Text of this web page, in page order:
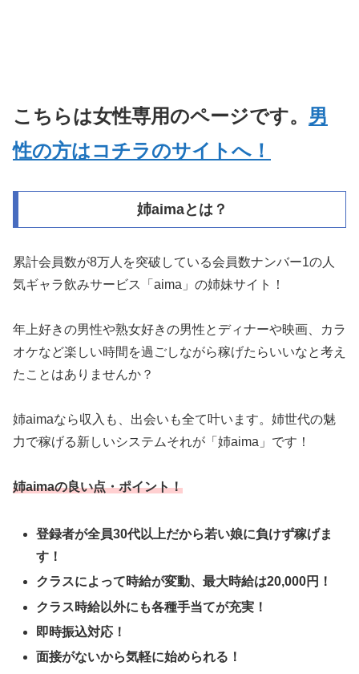
こちらは女性専用のページです。 男
性の方はコチラのサイトへ！
姉aimaとは？
累計会員数が8万人を突破している会員数ナンバー1の人
気ギャラ飲みサービス「aima」の姉妹サイト！
年上好きの男性や熟女好きの男性とディナーや映画、カラ
オケなど楽しい時間を過ごしながら稼げたらいいなと考え
たことはありませんか？
姉aimaなら収入も、出会いも全て叶います。姉世代の魅
力で稼げる新しいシステムそれが「姉aima」です！
姉aimaの良い点・ポイント！
登録者が全員30代以上だから若い娘に負けず稼げま
す！
クラスによって時給が変動、最大時給は20,000円！
クラス時給以外にも各種手当てが充実！
即時振込対応！
面接がないから気軽に始められる！